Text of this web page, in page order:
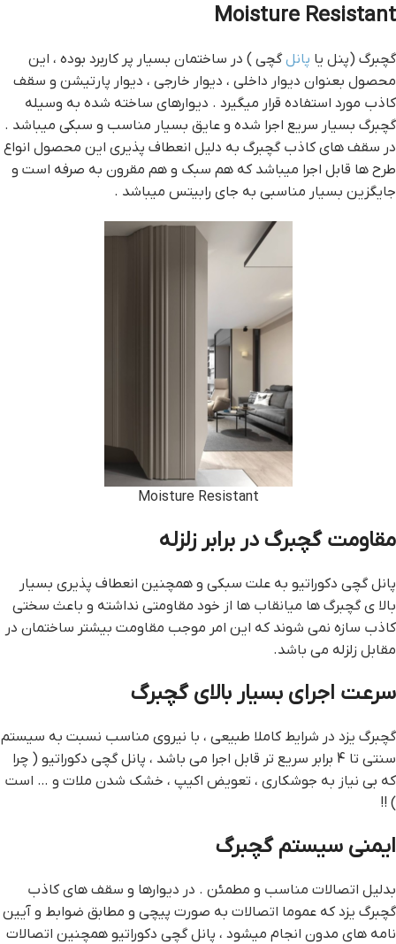
Moisture Resistant
گچبرگ (پنل یا پانلگچی ) در ساختمان بسیار پر کاربرد بوده ، این
محصول بعنوان دیوار داخلی ، دیوار خارجی ، دیوار پارتیشن و سقف
کاذب مورد استفاده قرار میگیرد . دیوارهای ساخته شده به وسیله
گچبرگ بسیار سریع اجرا شده و عایق بسیار مناسب و سبکی میباشد .
در سقف های کاذب گچبرگ به دلیل انعطاف پذیری این محصول انواع
طرح ها قابل اجرا میباشد که هم سبک و هم مقرون به صرفه است و
جایگزین بسیار مناسبی به جای رابیتس میباشد .
Moisture Resistant
مقاومت گچبرگ در برابر زلزله
پانل گچی دکوراتیو به علت سبكی و همچنین انعطاف پذیری بسیار
بالا ی گچبرگ ها میانقاب ها از خود مقاومتی نداشته و باعث سختی
کاذب سازه نمی شوند که این امر موجب مقاومت بیشتر ساختمان در
مقابل زلزله می باشد.
سرعت اجرای بسیار بالای گچبرگ
گچبرگ یزد در شرایط کاملا طبیعی ، با نیروی مناسب نسبت به سیستم
سنتی تا 4 برابر سریع تر قابل اجرا می باشد ، پانل گچی دکوراتیو ( چرا
که بی نیاز به جوشکاری ، تعویض اکیپ ، خشک شدن ملات و … است
) !!
ایمنی سیستم گچبرگ
بدلیل اتصالات مناسب و مطمئن . در دیوارها و سقف های کاذب
گچبرگ یزد که عموما اتصالات به صورت پیچی و مطابق ضوابط و آیین
نامه های مدون انجام میشود ، پانل گچی دکوراتیو همچنین اتصالات